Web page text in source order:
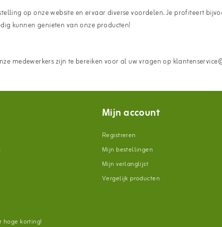
op onze website en ervaar diverse voordelen. Je profiteert
kunnen genieten van onze producten!
medewerkers zijn te bereiken voor al uw vragen op
hoge korting!
Mijn account
Registreren
Mijn bestellingen
Mijn verlanglijst
Vergelijk producten